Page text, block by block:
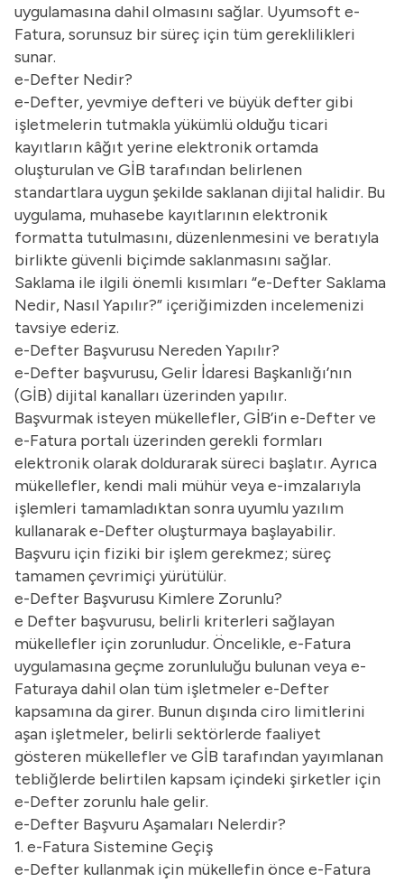
uygulamasına dahil olmasını sağlar. Uyumsoft e-
Fatura, sorunsuz bir süreç için tüm gereklilikleri
sunar.
e-Defter Nedir?
e-Defter, yevmiye defteri ve büyük defter gibi
işletmelerin tutmakla yükümlü olduğu ticari
kayıtların kâğıt yerine elektronik ortamda
oluşturulan ve GİB tarafından belirlenen
standartlara uygun şekilde saklanan dijital halidir. Bu
uygulama, muhasebe kayıtlarının elektronik
formatta tutulmasını, düzenlenmesini ve beratıyla
birlikte güvenli biçimde saklanmasını sağlar.
Saklama ile ilgili önemli kısımları “e-Defter Saklama
Nedir, Nasıl Yapılır?” içeriğimizden incelemenizi
tavsiye ederiz.
e-Defter Başvurusu Nereden Yapılır?
e-Defter başvurusu, Gelir İdaresi Başkanlığı’nın
(GİB) dijital kanalları üzerinden yapılır.
Başvurmak isteyen mükellefler, GİB’in e-Defter ve
e-Fatura portalı üzerinden gerekli formları
elektronik olarak doldurarak süreci başlatır. Ayrıca
mükellefler, kendi mali mühür veya e-imzalarıyla
işlemleri tamamladıktan sonra uyumlu yazılım
kullanarak e-Defter oluşturmaya başlayabilir.
Başvuru için fiziki bir işlem gerekmez; süreç
tamamen çevrimiçi yürütülür.
e-Defter Başvurusu Kimlere Zorunlu?
e Defter başvurusu, belirli kriterleri sağlayan
mükellefler için zorunludur. Öncelikle, e-Fatura
uygulamasına geçme zorunluluğu bulunan veya e-
Faturaya dahil olan tüm işletmeler e-Defter
kapsamına da girer. Bunun dışında ciro limitlerini
aşan işletmeler, belirli sektörlerde faaliyet
gösteren mükellefler ve GİB tarafından yayımlanan
tebliğlerde belirtilen kapsam içindeki şirketler için
e-Defter zorunlu hale gelir.
e-Defter Başvuru Aşamaları Nelerdir?
1. e-Fatura Sistemine Geçiş
e-Defter kullanmak için mükellefin önce e-Fatura